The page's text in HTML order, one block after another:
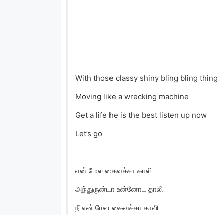
With those classy shiny bling bling thing
Moving like a wrecking machine
Get a life he is the best listen up now
Let’s go
என் மேல கைவச்சா காலி
அந்துருன்டா உன்னோட தாலி
நீ என் மேல கைவச்சா காலி